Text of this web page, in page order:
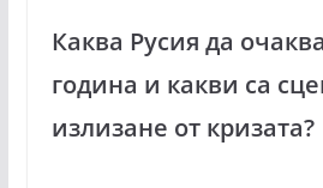
Каква Русия да
година и какви са
излизане от кризата?